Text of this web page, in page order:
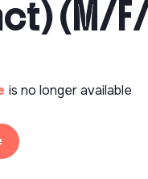
(M/F/
is no longer available